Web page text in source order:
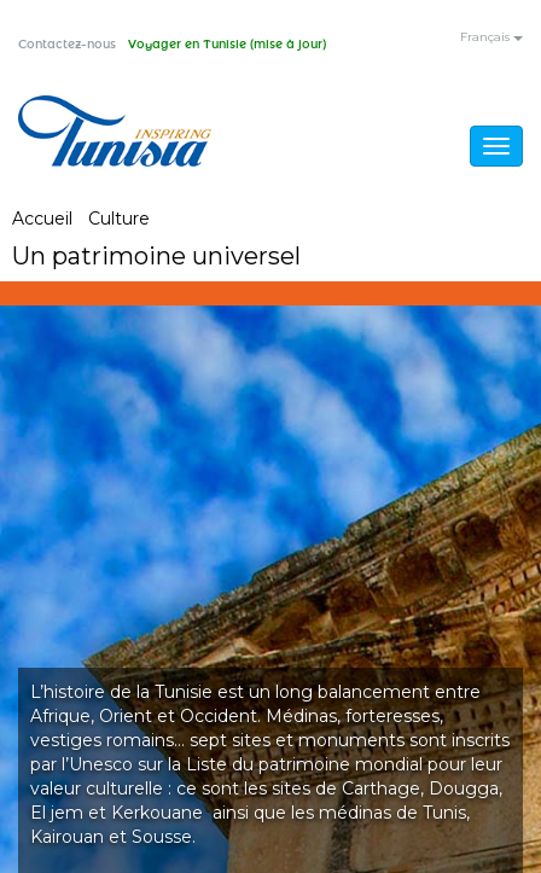
Aller
principal
Français
Contactez-nous Voyager en Tunisie (mise à jour)
Vous
êtes
ici
Accueil Culture
Un patrimoine universel
L’histoire de la Tunisie est un long balancement entre
Afrique, Orient et Occident. Médinas, forteresses,
vestiges romains… sept sites et monumentssont inscrits
par l’Unesco sur la Liste du patrimoine mondial pour leur
valeur culturelle : ce sont les sites de Carthage, Dougga,
El jem et Kerkouane ainsi que les médinas de Tunis,
Kairouan et Sousse.